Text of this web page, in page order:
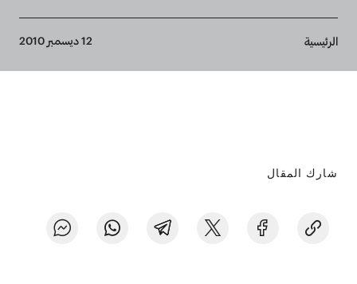
Breadcrumb
الرئيسية 12 ديسمبر 2010
شارك المقال